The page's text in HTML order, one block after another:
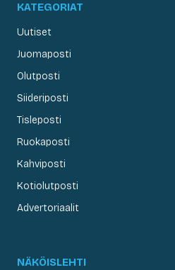
KATEGORIAT
Uutiset
Juomaposti
Olutposti
Siideriposti
Tisleposti
Ruokaposti
Kahviposti
Kotiolutposti
Advertoriaalit
NÄKÖISLEHTI